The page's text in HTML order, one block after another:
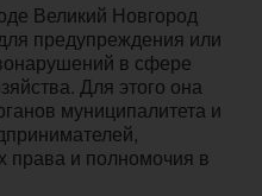
Великий Новгород
предупреждения или
в сфере
Для этого она
муниципалитета и
права и полномочия в